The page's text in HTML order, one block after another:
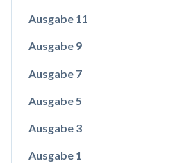
Ausgabe 11
Ausgabe 9
Ausgabe 7
Ausgabe 5
Ausgabe 3
Ausgabe 1